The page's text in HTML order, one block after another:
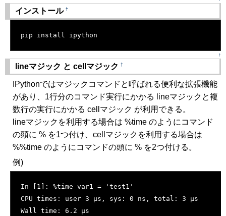
インストール †
pip install ipython
↑
lineマジック と cellマジック †
IPythonではマジックコマンドと呼ばれる便利な拡張機能
があり、1行分のコマンド実行にかかる lineマジックと複
数行の実行にかかる cellマジック が利用できる。
lineマジックを利用する場合は %time のようにコマンド
の頭に % を1つ付け、cellマジックを利用する場合は
%%time のようにコマンドの頭に % を2つ付ける。
例)
In [1]: %time var1 = 'test1'
CPU times: user 3 µs, sys: 0 ns, total: 3 µs
Wall time: 6.2 µs